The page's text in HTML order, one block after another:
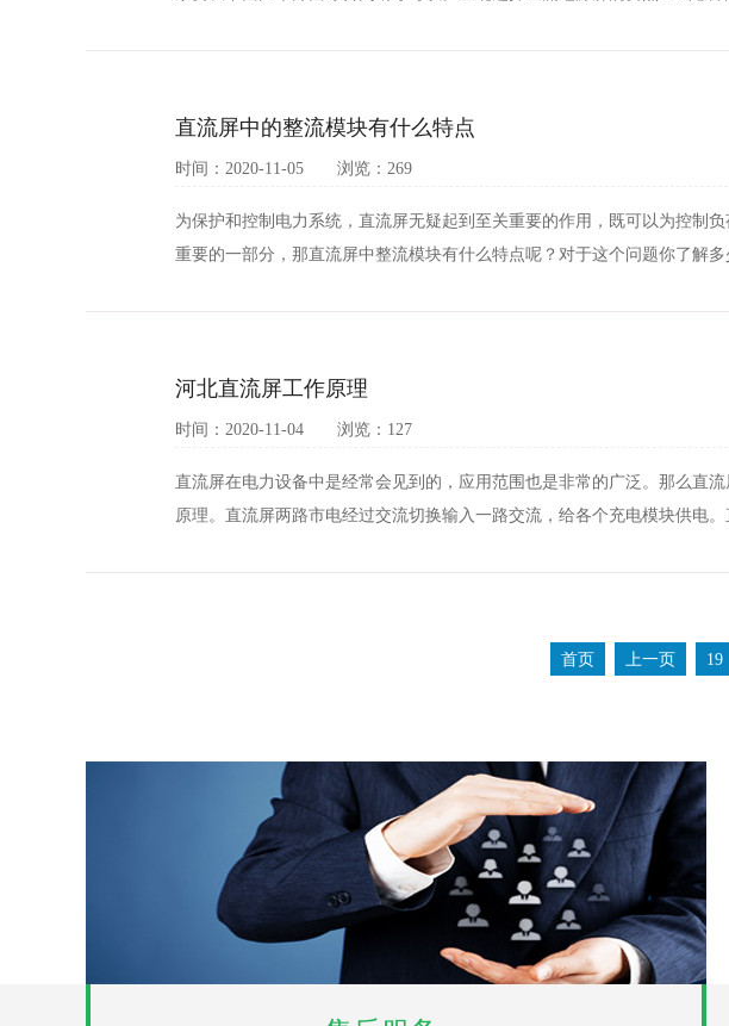
直流屏中的整流模块有什么特点
时间：2020-11-05 浏览：269
为保护和控制电力系统，直流屏无疑起到至关重要的作用，既可以为控制
重要的一部分，那直流屏中整流模块有什么特点呢？对于这个问题你了解
河北直流屏工作原理
时间：2020-11-04 浏览：127
直流屏在电力设备中是经常会见到的，应用范围也是非常的广泛。那么直
原理。直流屏两路市电经过交流切换输入一路交流，给各个充电模块供电
首页 上一页 19